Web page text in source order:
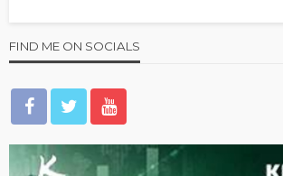
FIND ME ON SOCIALS